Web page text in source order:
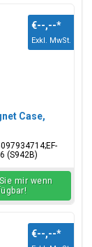
Case,
(S942B)
€--,--*
Exkl. MwSt.
mir wenn
€--,--*